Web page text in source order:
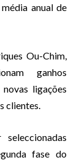
anual de
Ou-Chim,
ganhos
ligações
clientes.
fase do